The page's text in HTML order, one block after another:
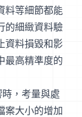
料等細節都能
的細緻資料驗
資料損毀和影
最高精準度的
，考量與處
案大小的增加